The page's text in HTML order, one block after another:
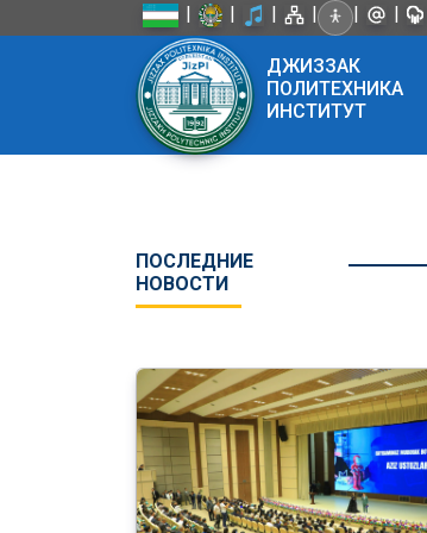
| | | | | |
ДЖИЗЗАК
ПОЛИТЕХНИКА
ИНСТИТУТ
ПОСЛЕДНИЕ
НОВОСТИ